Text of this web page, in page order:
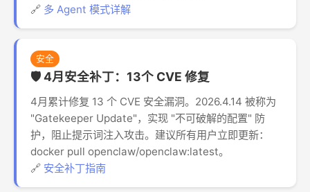
🔗 多 Agent 模式详解
安全
🛡️ 4月安全补丁：13个 CVE 修复
4月累计修复 13 个 CVE 安全漏洞。2026.4.14 被称为
"Gatekeeper Update"，实现 "不可破解的配置" 防
护，阻止提示词注入攻击。建议所有用户立即更新：
docker pull openclaw/openclaw:latest。
🔗 安全补丁指南